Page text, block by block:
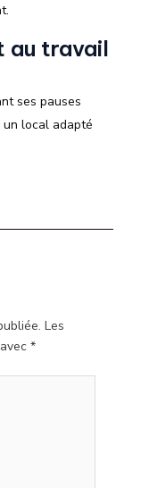
au travail
ses pauses
un local adapté
Les
*